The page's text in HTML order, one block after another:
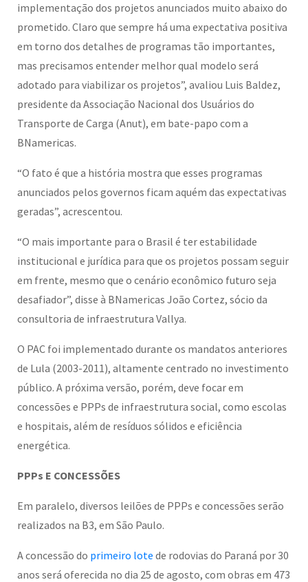
implementação dos projetos anunciados muito abaixo do
prometido. Claro que sempre há uma expectativa positiva
em torno dos detalhes de programas tão importantes,
mas precisamos entender melhor qual modelo será
adotado para viabilizar os projetos”, avaliou Luis Baldez,
presidente da Associação Nacional dos Usuários do
Transporte de Carga (Anut), em bate-papo com a
BNamericas.
“O fato é que a história mostra que esses programas
anunciados pelos governos ficam aquém das expectativas
geradas”, acrescentou.
“O mais importante para o Brasil é ter estabilidade
institucional e jurídica para que os projetos possam seguir
em frente, mesmo que o cenário econômico futuro seja
desafiador”, disse à BNamericas João Cortez, sócio da
consultoria de infraestrutura Vallya.
O PAC foi implementado durante os mandatos anteriores
de Lula (2003-2011), altamente centrado no investimento
público. A próxima versão, porém, deve focar em
concessões e PPPs de infraestrutura social, como escolas
e hospitais, além de resíduos sólidos e eficiência
energética.
PPPs E CONCESSÕES
Em paralelo, diversos leilões de PPPs e concessões serão
realizados na B3, em São Paulo.
A concessão do primeiro lote de rodovias do Paraná por 30
anos será oferecida no dia 25 de agosto, com obras em 473